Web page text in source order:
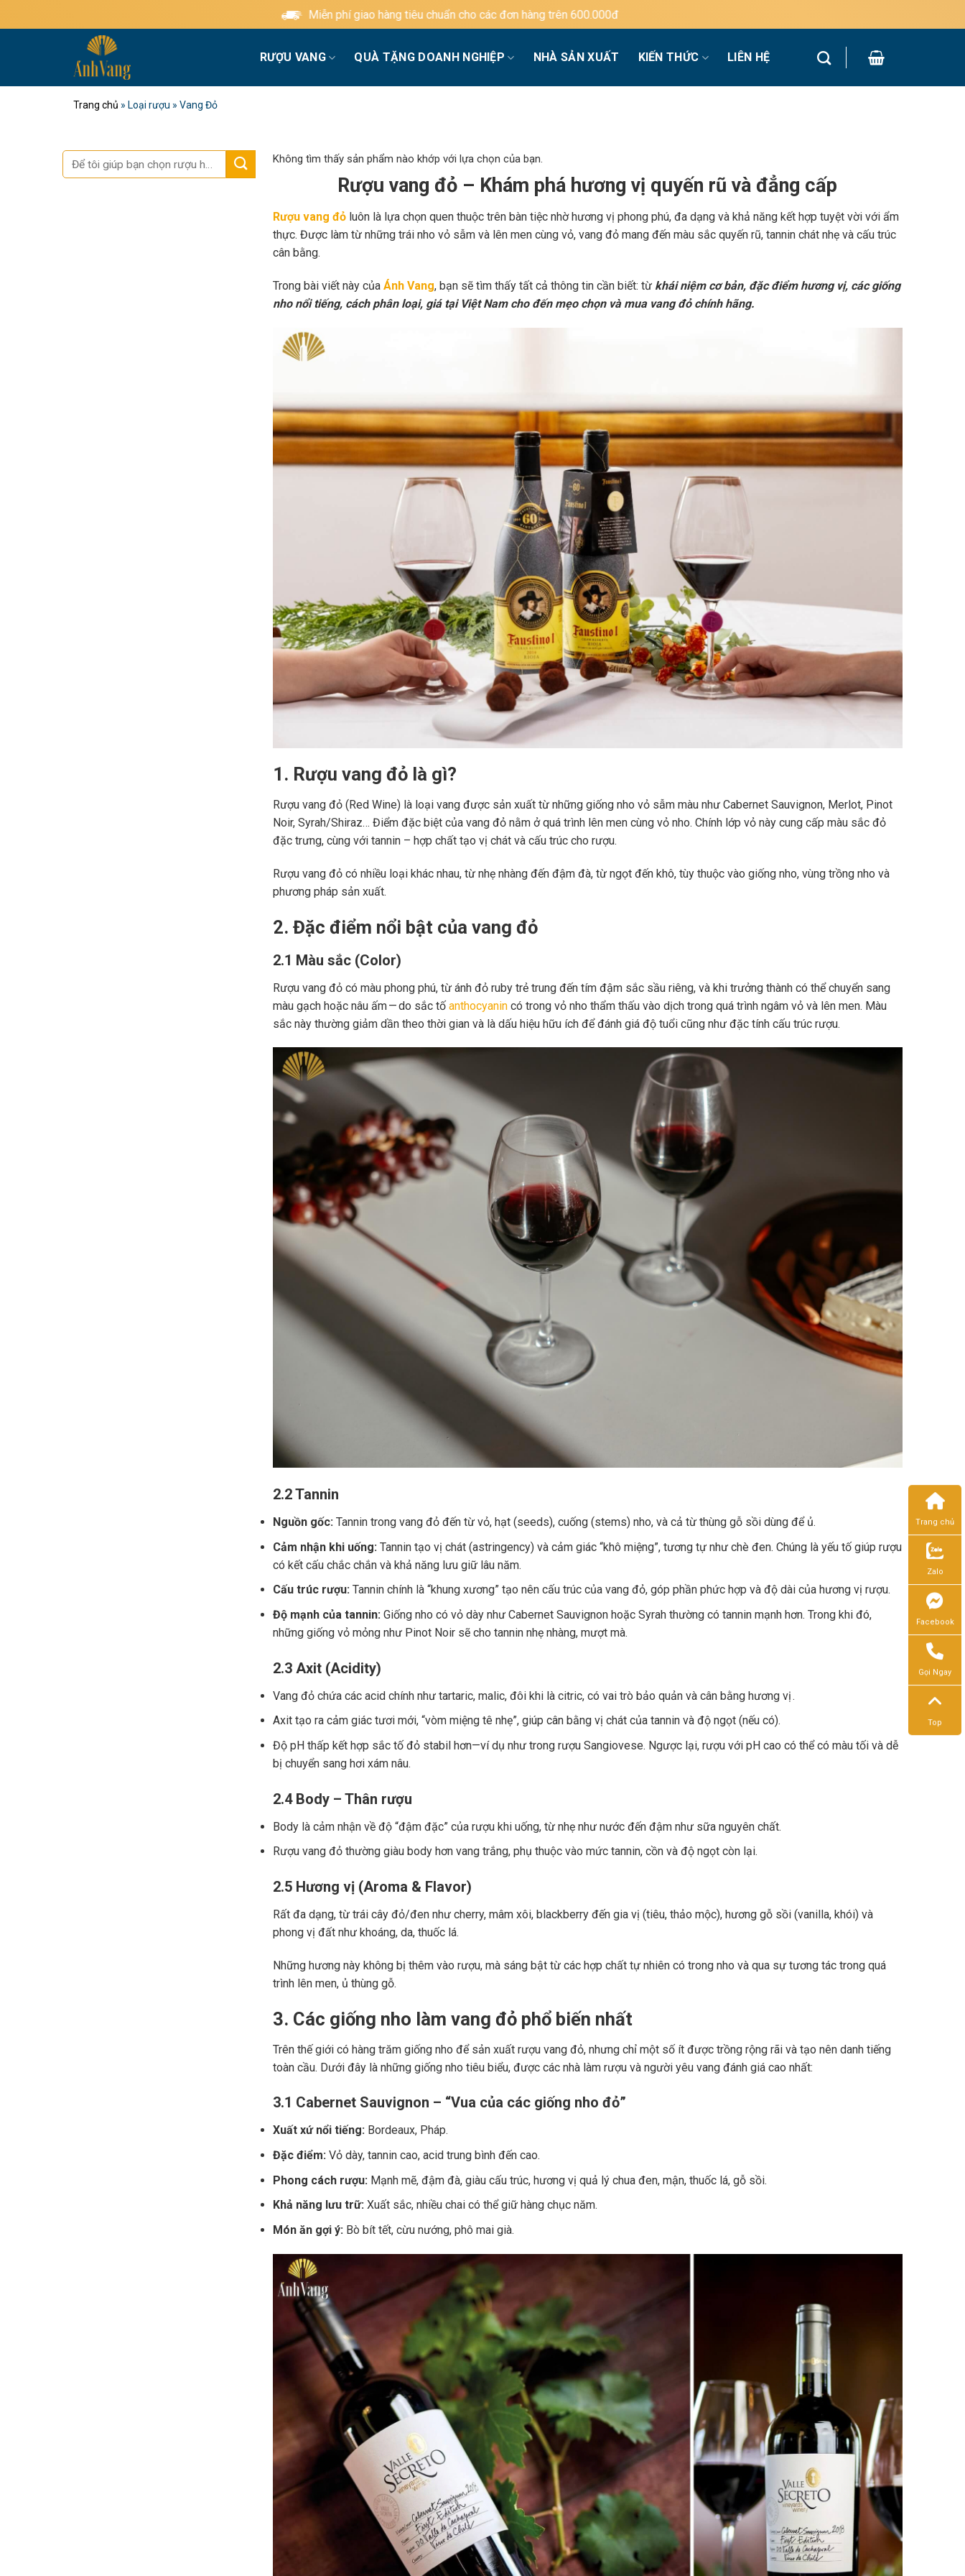
qua
Miễn phí giao hàng tiêu chuẩn cho các đơn hàng trên 600.000đ
RƯỢU VANG QUÀ TẶNG DOANH NGHIỆP NHÀ SẢN XUẤT KIẾN THỨC LIÊN HỆ
Trang chủ » Loại rượu » Vang Đỏ
Tìm
kiếm:
Không tìm thấy sản phẩm nào khớp với lựa chọn của bạn.
Rượu vang đỏ – Khám phá hương vị quyến rũ và đẳng cấp
Rượu vang đỏluôn là lựa chọn quen thuộc trên bàn tiệc nhờ hương vị phong phú, đa dạng và khả năng kết hợp tuyệt vời với ẩm
thực. Được làm từ những trái nho vỏ sẫm và lên men cùng vỏ, vang đỏ mang đến màu sắc quyến rũ, tannin chát nhẹ và cấu trúc
cân bằng.
Trong bài viết này của Ánh Vang, bạn sẽ tìm thấy tất cả thông tin cần biết: từ khái niệm cơ bản, đặc điểm hương vị, các giống
nho nổi tiếng, cách phân loại, giá tại Việt Nam cho đến mẹo chọn và mua vang đỏ chính hãng.
1. Rượu vang đỏ là gì?
Rượu vang đỏ (Red Wine) là loại vang được sản xuất từ những giống nho vỏ sẫm màu như Cabernet Sauvignon, Merlot, Pinot
Noir, Syrah/Shiraz… Điểm đặc biệt của vang đỏ nằm ở quá trình lên men cùng vỏ nho. Chính lớp vỏ này cung cấp màu sắc đỏ
đặc trưng, cùng với tannin – hợp chất tạo vị chát và cấu trúc cho rượu.
Rượu vang đỏ có nhiều loại khác nhau, từ nhẹ nhàng đến đậm đà, từ ngọt đến khô, tùy thuộc vào giống nho, vùng trồng nho và
phương pháp sản xuất.
2. Đặc điểm nổi bật của vang đỏ
2.1 Màu sắc (Color)
Rượu vang đỏ có màu phong phú, từ ánh đỏ ruby trẻ trung đến tím đậm sắc sầu riêng, và khi trưởng thành có thể chuyển sang
màu gạch hoặc nâu ấm — do sắc tố anthocyanincó trong vỏ nho thẩm thấu vào dịch trong quá trình ngâm vỏ và lên men. Màu
sắc này thường giảm dần theo thời gian và là dấu hiệu hữu ích để đánh giá độ tuổi cũng như đặc tính cấu trúc rượu.
2.2 Tannin
Nguồn gốc:Tannin trong vang đỏ đến từ vỏ, hạt (seeds), cuống (stems) nho, và cả từ thùng gỗ sồi dùng để ủ.
Cảm nhận khi uống:Tannin tạo vị chát (astringency) và cảm giác “khô miệng”, tương tự như chè đen. Chúng là yếu tố giúp rượu
có kết cấu chắc chắn và khả năng lưu giữ lâu năm.
Cấu trúc rượu:Tannin chính là “khung xương” tạo nên cấu trúc của vang đỏ, góp phần phức hợp và độ dài của hương vị rượu.
Độ mạnh của tannin:Giống nho có vỏ dày như Cabernet Sauvignon hoặc Syrah thường có tannin mạnh hơn. Trong khi đó,
những giống vỏ mỏng như Pinot Noir sẽ cho tannin nhẹ nhàng, mượt mà.
2.3 Axit (Acidity)
Vang đỏ chứa các acid chính như tartaric, malic, đôi khi là citric, có vai trò bảo quản và cân bằng hương vị .
Axit tạo ra cảm giác tươi mới, “vòm miệng tê nhẹ”, giúp cân bằng vị chát của tannin và độ ngọt (nếu có).
Độ pH thấp kết hợp sắc tố đỏ stabil hơn—ví dụ như trong rượu Sangiovese. Ngược lại, rượu với pH cao có thể có màu tối và dễ
bị chuyển sang hơi xám nâu.
2.4 Body – Thân rượu
Body là cảm nhận về độ “đậm đặc” của rượu khi uống, từ nhẹ như nước đến đậm như sữa nguyên chất.
Rượu vang đỏ thường giàu body hơn vang trắng, phụ thuộc vào mức tannin, cồn và độ ngọt còn lại.
2.5 Hương vị (Aroma & Flavor)
Rất đa dạng, từ trái cây đỏ/đen như cherry, mâm xôi, blackberry đến gia vị (tiêu, thảo mộc), hương gỗ sồi (vanilla, khói) và
phong vị đất như khoáng, da, thuốc lá.
Những hương này không bị thêm vào rượu, mà sáng bật từ các hợp chất tự nhiên có trong nho và qua sự tương tác trong quá
trình lên men, ủ thùng gỗ.
3. Các giống nho làm vang đỏ phổ biến nhất
Trên thế giới có hàng trăm giống nho để sản xuất rượu vang đỏ, nhưng chỉ một số ít được trồng rộng rãi và tạo nên danh tiếng
toàn cầu. Dưới đây là những giống nho tiêu biểu, được các nhà làm rượu và người yêu vang đánh giá cao nhất:
3.1 Cabernet Sauvignon – “Vua của các giống nho đỏ”
Xuất xứ nổi tiếng:Bordeaux, Pháp.
Đặc điểm:Vỏ dày, tannin cao, acid trung bình đến cao.
Phong cách rượu: Mạnh mẽ, đậm đà, giàu cấu trúc, hương vị quả lý chua đen, mận, thuốc lá, gỗ sồi.
Khả năng lưu trữ:Xuất sắc, nhiều chai có thể giữ hàng chục năm.
Món ăn gợi ý: Bò bít tết, cừu nướng, phô mai già.
Trang chủ
Zalo
Facebook
Gọi Ngay
Top